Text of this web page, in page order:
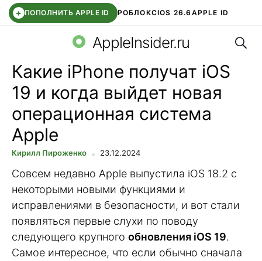
+ ПОПОЛНИТЬ APPLE ID РОБЛОКСIOS 26.6 APPLE ID
WHATSAPP DDE STOREAPP STOREOZON БАНК
AppleInsider.ru
Какие iPhone получат iOS
19 и когда выйдет новая
операционная система
Apple
Кирилл Пироженко 23.12.2024
Совсем недавно Apple выпустила iOS 18.2 с
некоторыми новыми функциями и
исправлениями в безопасности, и вот стали
появляться первые слухи по поводу
следующего крупного обновления iOS 19.
Самое интересное, что если обычно сначала